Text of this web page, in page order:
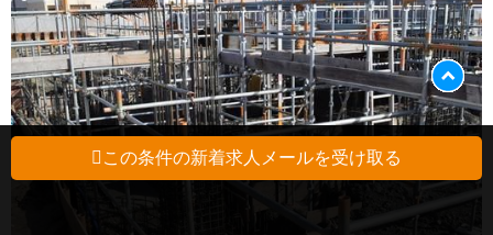
この条件の新着求人メールを受け取る